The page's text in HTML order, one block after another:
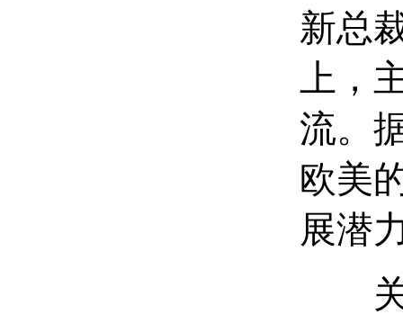
新总
上，
流。
欧美
展潜
关